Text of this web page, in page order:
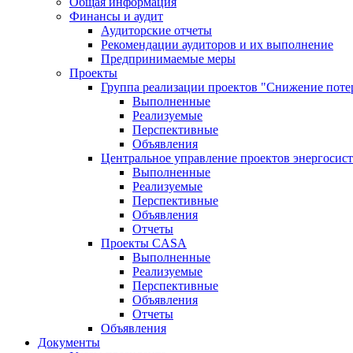
Финансы и аудит
Аудиторские отчеты
Рекомендации аудиторов и их выполнение
Предпринимаемые меры
Проекты
Группа реализации проектов "Снижение
Выполненные
Реализуемые
Перспективные
Объявления
Центральное управление проектов
Выполненные
Реализуемые
Перспективные
Объявления
Отчеты
Проекты CASA
Выполненные
Реализуемые
Перспективные
Объявления
Отчеты
Объявления
Документы